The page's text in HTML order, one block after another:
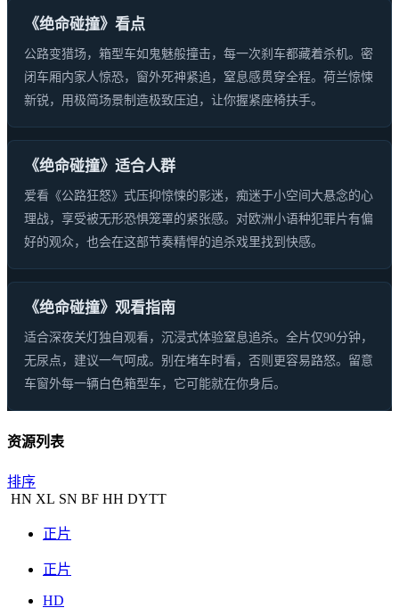
《绝命碰撞》看点
公路变猎场，箱型车如鬼魅般撞击，每一次刹车都藏着杀机。密
闭车厢内家人惊恐，窗外死神紧追，窒息感贯穿全程。荷兰惊悚
新锐，用极简场景制造极致压迫，让你握紧座椅扶手。
《绝命碰撞》适合人群
爱看《公路狂怒》式压抑惊悚的影迷，痴迷于小空间大悬念的心
理战，享受被无形恐惧笼罩的紧张感。对欧洲小语种犯罪片有偏
好的观众，也会在这部节奏精悍的追杀戏里找到快感。
《绝命碰撞》观看指南
适合深夜关灯独自观看，沉浸式体验窒息追杀。全片仅90分钟，
无尿点，建议一气呵成。别在堵车时看，否则更容易路怒。留意
车窗外每一辆白色箱型车，它可能就在你身后。
资源列表
排序
HN XL SN BF HH DYTT
正片
正片
HD